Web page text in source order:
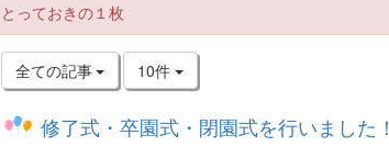
とっておきの１枚
全ての記事 10件
修了式・卒園式・閉園式を行いました！